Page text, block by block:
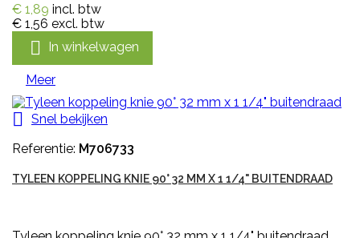
€ 1,89 incl. btw
€ 1,56 excl. btw
 In winkelwagen
Meer

Snel bekijken
Referentie: M706733
TYLEEN KOPPELING KNIE 90° 32 MM X 1 1/4" BUITENDRAAD